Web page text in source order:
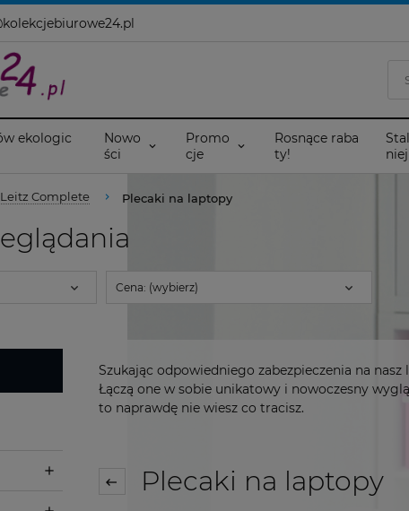
ekologic
Nowo
ści
Promo
cje
Rosnące raba
ty!
niej
Complete Plecaki na laptopy
Cena: (wybierz)
Szukając odpowiedniego zabezpieczenia na
Łączą one w sobie unikatowy i nowoczesny
to naprawdę nie wiesz co tracisz.
Plecaki na laptopy